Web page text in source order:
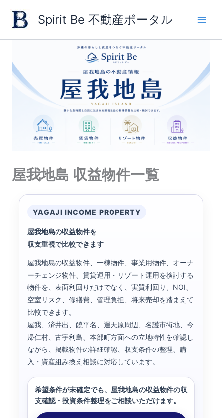
ス
Spirit Be 不動産ポータル
屋我地島 収益物件一覧
YAGAJI INCOME PROPERTY
屋我地島の収益物件を
収支重視で比較できます
屋我地島の収益物件、一棟物件、事業用物件、オーナ
ーチェンジ物件、賃貸運用・リゾート運用を検討する
物件を、表面利回りだけでなく、実質利回り、NOI、
空室リスク、修繕費、管理負担、将来売却を踏まえて
比較できます。
屋我、済井出、饒平名、運天原周辺、名護市街地、今
帰仁村、古宇利島、本部町方面への立地特性を確認し
ながら、掲載物件の詳細確認、収支条件の整理、購
入・資産組み換え相談に対応しています。
希望条件が未確定でも、屋我地島の収益物件の収
支確認・投資条件整理をご相談いただけます。